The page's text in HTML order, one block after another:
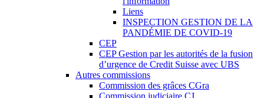
Liens
INSPECTION GESTION DE LA
PANDÉMIE DE COVID-19
CEP
CEP Gestion par les autorités de la fusion
d’urgence de Credit Suisse avec UBS
Autres commissions
Commission des grâces CGra